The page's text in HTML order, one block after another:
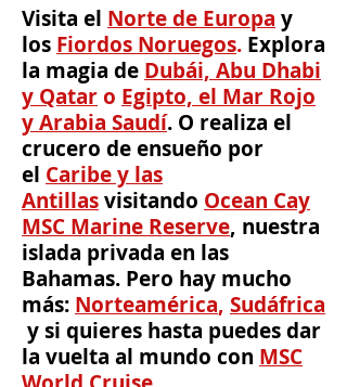
Visita el Norte de Europa y
los Fiordos Noruegos. Explora
la magia de Dubái, Abu Dhabi
y Qataro Egipto, el Mar Rojo
y Arabia Saudí. O realiza el
crucero de ensueño por
el Caribe y las
Antillasvisitando Ocean Cay
MSC Marine Reserve, nuestra
islada privada en las
Bahamas. Pero hay mucho
más: Norteamérica, Sudáfrica
y si quieres hasta puedes dar
la vuelta al mundo con MSC